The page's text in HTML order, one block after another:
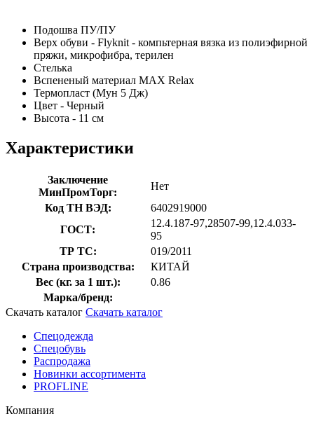
Подошва ПУ/ПУ
Верх обуви - Flyknit - компьтерная вязка из полиэфирной
пряжи, микрофибра, терилен
Стелька
Вспененый материал MAX Relax
Термопласт (Мун 5 Дж)
Цвет - Черный
Высота - 11 см
Характеристики
Заключение
МинПромТорг:
Нет
Код ТН ВЭД:
6402919000
ГОСТ:
12.4.187-97,28507-99,12.4.033-
95
ТР ТС:
019/2011
Страна производства:
КИТАЙ
Вес (кг. за 1 шт.):
0.86
Марка/бренд:
Скачать каталог Скачать каталог
Спецодежда
Спецобувь
Распродажа
Новинки ассортимента
PROFLINE
Компания